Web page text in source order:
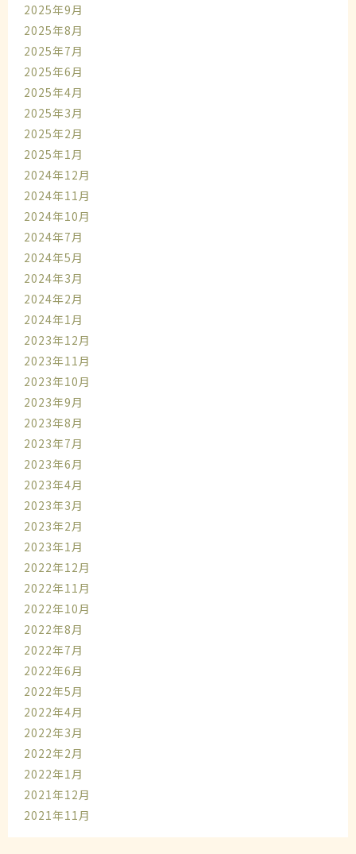
2025年9月
2025年8月
2025年7月
2025年6月
2025年4月
2025年3月
2025年2月
2025年1月
2024年12月
2024年11月
2024年10月
2024年7月
2024年5月
2024年3月
2024年2月
2024年1月
2023年12月
2023年11月
2023年10月
2023年9月
2023年8月
2023年7月
2023年6月
2023年4月
2023年3月
2023年2月
2023年1月
2022年12月
2022年11月
2022年10月
2022年8月
2022年7月
2022年6月
2022年5月
2022年4月
2022年3月
2022年2月
2022年1月
2021年12月
2021年11月